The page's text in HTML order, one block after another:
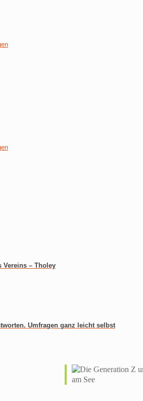
Vereins – Tholey
Umfragen ganz leicht selbst